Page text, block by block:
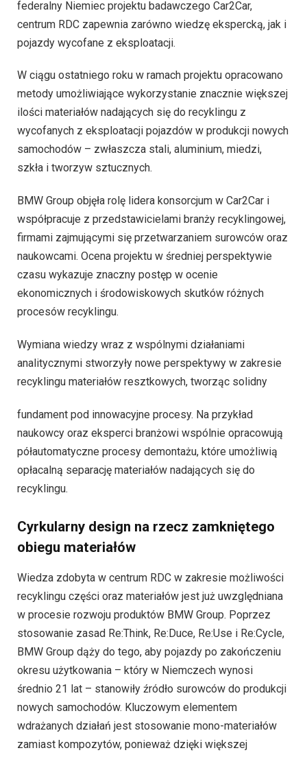
federalny Niemiec projektu badawczego Car2Car,
centrum RDC zapewnia zarówno wiedzę ekspercką, jak i
pojazdy wycofane z eksploatacji.
W ciągu ostatniego roku w ramach projektu opracowano
metody umożliwiające wykorzystanie znacznie większej
ilości materiałów nadających się do recyklingu z
wycofanych z eksploatacji pojazdów w produkcji nowych
samochodów – zwłaszcza stali, aluminium, miedzi,
szkła i tworzyw sztucznych.
BMW Group objęła rolę lidera konsorcjum w Car2Car i
współpracuje z przedstawicielami branży recyklingowej,
firmami zajmującymi się przetwarzaniem surowców oraz
naukowcami. Ocena projektu w średniej perspektywie
czasu wykazuje znaczny postęp w ocenie
ekonomicznych i środowiskowych skutków różnych
procesów recyklingu.
Wymiana wiedzy wraz z wspólnymi działaniami
analitycznymi stworzyły nowe perspektywy w zakresie
recyklingu materiałów resztkowych, tworząc solidny
fundament pod innowacyjne procesy. Na przykład
naukowcy oraz eksperci branżowi wspólnie opracowują
półautomatyczne procesy demontażu, które umożliwią
opłacalną separację materiałów nadających się do
recyklingu.
Cyrkularny design na rzecz zamkniętego
obiegu materiałów
Wiedza zdobyta w centrum RDC w zakresie możliwości
recyklingu części oraz materiałów jest już uwzględniana
w procesie rozwoju produktów BMW Group. Poprzez
stosowanie zasad Re:Think, Re:Duce, Re:Use i Re:Cycle,
BMW Group dąży do tego, aby pojazdy po zakończeniu
okresu użytkowania – który w Niemczech wynosi
średnio 21 lat – stanowiły źródło surowców do produkcji
nowych samochodów. Kluczowym elementem
wdrażanych działań jest stosowanie mono-materiałów
zamiast kompozytów, ponieważ dzięki większej